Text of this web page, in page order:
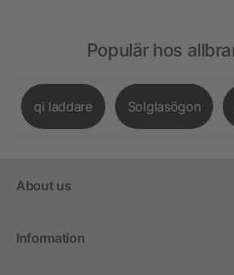
Populär hos
qi laddare Solglasögon
About us
Information